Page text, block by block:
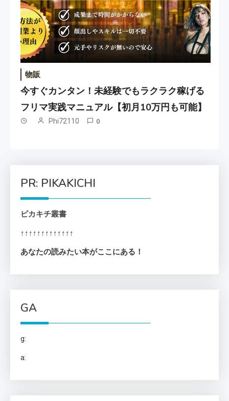
物販
今すぐカンタン！未経験でもラクラク稼げる
フリマ実践マニュアル【初月10万円も可能】
Phi72110 0
PR: PIKAKICHI
ピカキチ叢書
↑↑↑↑↑↑↑↑↑↑↑↑↑
あなたの読みたい本がここにある！
GA
g:
a: